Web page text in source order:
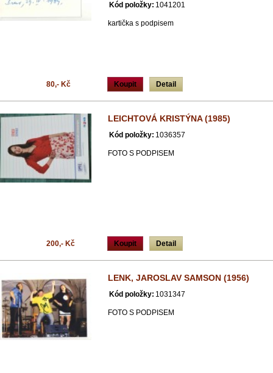
Kód položky: 1041201
kartička s podpisem
Koupit Detail
80,- Kč
LEICHTOVÁ KRISTÝNA (1985)
Kód položky: 1036357
FOTO S PODPISEM
Koupit Detail
200,- Kč
LENK, JAROSLAV SAMSON (1956)
Kód položky: 1031347
FOTO S PODPISEM